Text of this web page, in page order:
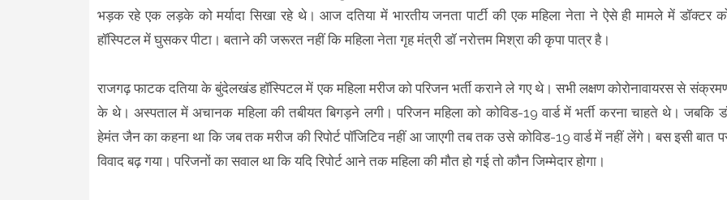
भड़क रहे एक लड़के को मर्यादा सिखा रहे थे। आज दतिया में भारतीय जनता पार्टी की एक महिला नेता ने ऐसे ही मामले में डॉक्टर
हॉस्पिटल में घुसकर पीटा। बताने की जरूरत नहीं कि महिला नेता गृह मंत्री डॉ नरोत्तम मिश्रा की कृपा पात्र है।
राजगढ़ फाटक दतिया के बुंदेलखंड हॉस्पिटल में एक महिला मरीज को परिजन भर्ती कराने ले गए थे। सभी लक्षण कोरोनावायरस से
के थे। अस्पताल में अचानक महिला की तबीयत बिगड़ने लगी। परिजन महिला को कोविड-19 वार्ड में भर्ती करना चाहते थे। जबकि
हेमंत जैन का कहना था कि जब तक मरीज की रिपोर्ट पॉजिटिव नहीं आ जाएगी तब तक उसे कोविड-19 वार्ड में नहीं लेंगे। बस इसी बात
विवाद बढ़ गया। परिजनों का सवाल था कि यदि रिपोर्ट आने तक महिला की मौत हो गई तो कौन जिम्मेदार होगा।